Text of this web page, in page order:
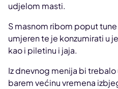
udjelom masti.
S masnom ribom poput
umjeren te je konzumirati u
kao i piletinu i jaja.
Iz dnevnog menija bi
barem većinu vremena